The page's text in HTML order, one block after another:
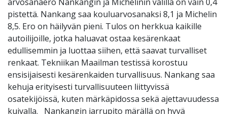
pistettä. Nankang saa kouluarvosanaksi 8,1 ja Michelin
8,5. Ero on häilyvän pieni. Tulos on herkkua kaikille
autoilijoille, jotka haluavat ostaa kesärenkaat
edullisemmin ja luottaa siihen, että saavat turvalliset
renkaat. Tekniikan Maailman testissä korostuu
ensisijaisesti kesärenkaiden turvallisuus. Nankang saa
kehuja erityisesti turvallisuuteen liittyvissä
osatekijöissä, kuten märkäpidossa sekä ajettavuudessa
kuivalla. Nankangin jarrupito märällä on hyvä